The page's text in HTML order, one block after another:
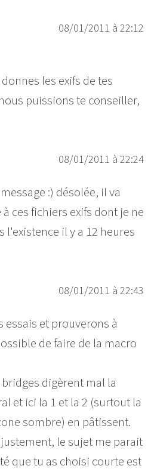
08/01/2011 à 22:12
les exifs de tes
puissions te conseiller,
08/01/2011 à 22:24
:) désolée, il va
ces fichiers exifs dont je ne
l'existence il y a 12 heures
08/01/2011 à 22:43
essais et prouverons à
de faire de la macro
digèrent mal la
et ici la 1 et la 2 (surtout la
sombre) en pâtissent.
le sujet me parait
que tu as choisi courte est